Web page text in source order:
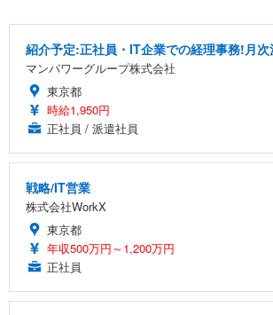
紹介予定:正社員・IT企業での経理事務!月次
マンパワーグループ株式会社
東京都
時給1,950円
正社員 / 派遣社員
戦略/IT営業
株式会社WorkX
東京都
年収500万円～1,200万円
正社員